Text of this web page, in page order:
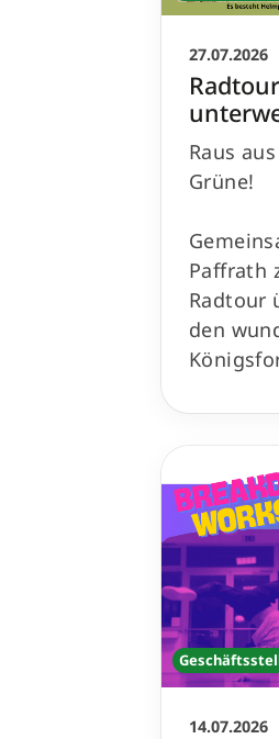
27.07.2026
Raus
Grüne!
Paffrath
Radtour
den
14.07.2026